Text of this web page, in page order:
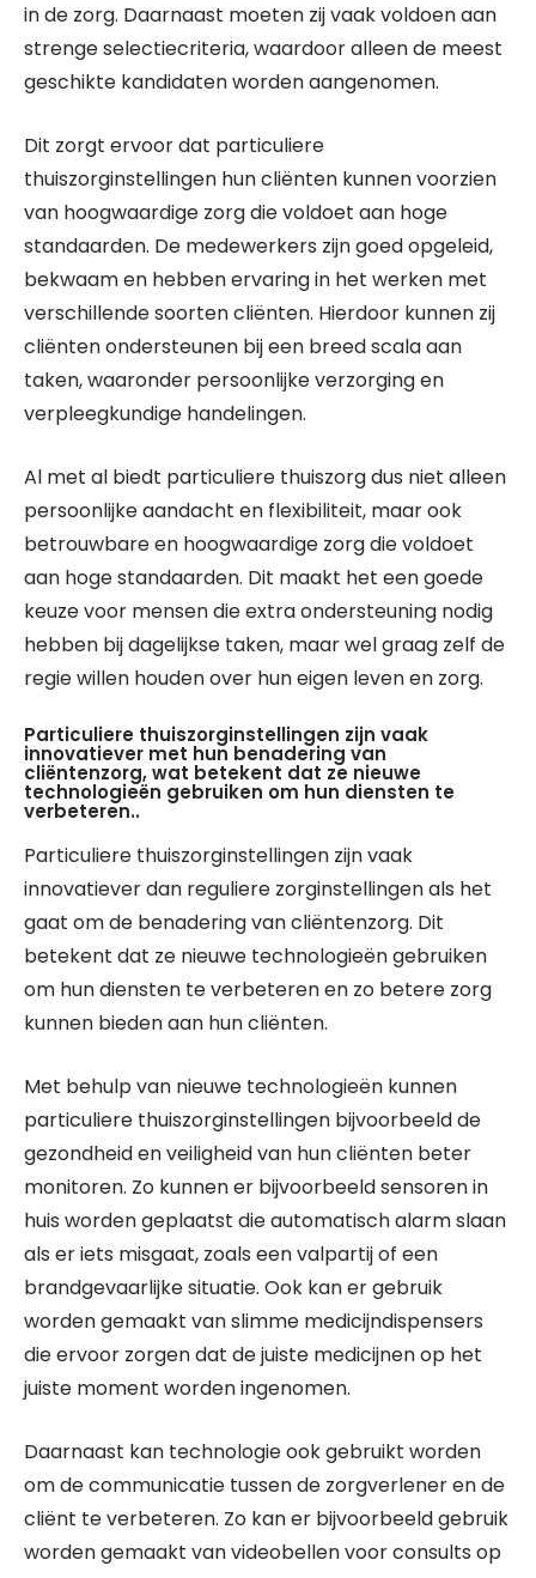
in de zorg. Daarnaast moeten zij vaak voldoen aan
strenge selectiecriteria, waardoor alleen de meest
geschikte kandidaten worden aangenomen.
Dit zorgt ervoor dat particuliere
thuiszorginstellingen hun cliënten kunnen voorzien
van hoogwaardige zorg die voldoet aan hoge
standaarden. De medewerkers zijn goed opgeleid,
bekwaam en hebben ervaring in het werken met
verschillende soorten cliënten. Hierdoor kunnen zij
cliënten ondersteunen bij een breed scala aan
taken, waaronder persoonlijke verzorging en
verpleegkundige handelingen.
Al met al biedt particuliere thuiszorg dus niet alleen
persoonlijke aandacht en flexibiliteit, maar ook
betrouwbare en hoogwaardige zorg die voldoet
aan hoge standaarden. Dit maakt het een goede
keuze voor mensen die extra ondersteuning nodig
hebben bij dagelijkse taken, maar wel graag zelf de
regie willen houden over hun eigen leven en zorg.
Particuliere thuiszorginstellingen zijn vaak
innovatiever met hun benadering van
cliëntenzorg, wat betekent dat ze nieuwe
technologieën gebruiken om hun diensten te
verbeteren..
Particuliere thuiszorginstellingen zijn vaak
innovatiever dan reguliere zorginstellingen als het
gaat om de benadering van cliëntenzorg. Dit
betekent dat ze nieuwe technologieën gebruiken
om hun diensten te verbeteren en zo betere zorg
kunnen bieden aan hun cliënten.
Met behulp van nieuwe technologieën kunnen
particuliere thuiszorginstellingen bijvoorbeeld de
gezondheid en veiligheid van hun cliënten beter
monitoren. Zo kunnen er bijvoorbeeld sensoren in
huis worden geplaatst die automatisch alarm slaan
als er iets misgaat, zoals een valpartij of een
brandgevaarlijke situatie. Ook kan er gebruik
worden gemaakt van slimme medicijndispensers
die ervoor zorgen dat de juiste medicijnen op het
juiste moment worden ingenomen.
Daarnaast kan technologie ook gebruikt worden
om de communicatie tussen de zorgverlener en de
cliënt te verbeteren. Zo kan er bijvoorbeeld gebruik
worden gemaakt van videobellen voor consults op